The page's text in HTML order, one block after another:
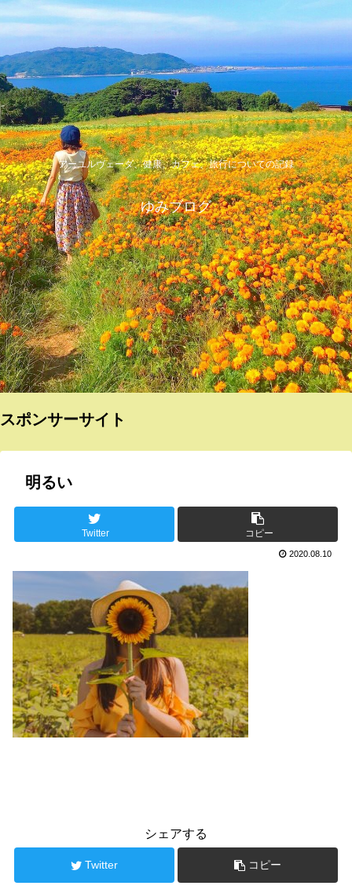
アーユルヴェーダ、健康、カフェ、旅行についての記録
ゆみブログ
スポンサーサイト
明るい
Twitter コピー
2020.08.10
シェアする
Twitter コピー